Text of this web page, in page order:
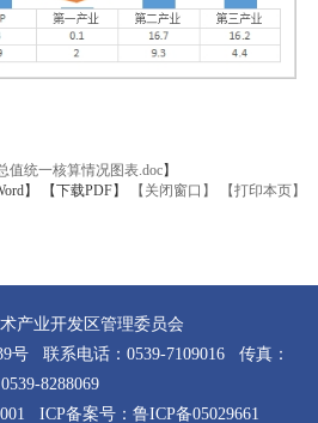
值统一核算情况图表.doc】
】
【下载PDF】 【关闭窗口】 【打印本页】
产业开发区管理委员会
号 联系电话：0539-7109016 传真：
0539-8288069
ICP备案号： 鲁ICP备05029661